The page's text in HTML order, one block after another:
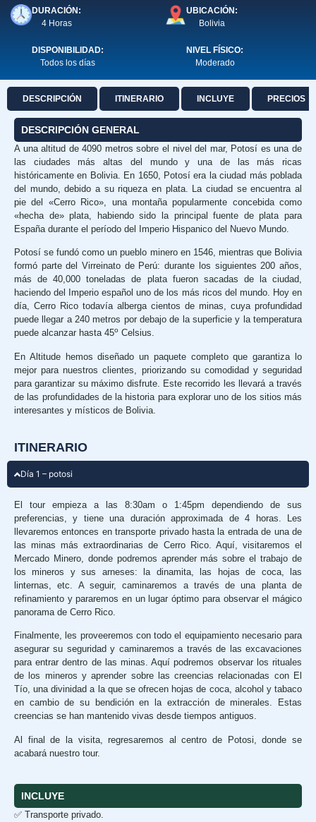
DURACIÓN:
4 Horas
UBICACIÓN:
Bolivia
DISPONIBILIDAD:
Todos los días
NIVEL FÍSICO:
Moderado
DESCRIPCIÓN ITINERARIO INCLUYE PRECIOS
DESCRIPCIÓN GENERAL
A una altitud de 4090 metros sobre el nivel del mar, Potosí es una de
las ciudades más altas del mundo y una de las más ricas
históricamente en Bolivia. En 1650, Potosí era la ciudad más poblada
del mundo, debido a su riqueza en plata. La ciudad se encuentra al
pie del «Cerro Rico», una montaña popularmente concebida como
«hecha de» plata, habiendo sido la principal fuente de plata para
España durante el período del Imperio Hispanico del Nuevo Mundo.
Potosí se fundó como un pueblo minero en 1546, mientras que Bolivia
formó parte del Virreinato de Perú: durante los siguientes 200 años,
más de 40,000 toneladas de plata fueron sacadas de la ciudad,
haciendo del Imperio español uno de los más ricos del mundo. Hoy en
día, Cerro Rico todavía alberga cientos de minas, cuya profundidad
puede llegar a 240 metros por debajo de la superficie y la temperatura
puede alcanzar hasta 45o Celsius.
En Altitude hemos diseñado un paquete completo que garantiza lo
mejor para nuestros clientes, priorizando su comodidad y seguridad
para garantizar su máximo disfrute. Este recorrido les llevará a través
de las profundidades de la historia para explorar uno de los sitios más
interesantes y místicos de Bolivia.
ITINERARIO
Día 1 – potosi
El tour empieza a las 8:30am o 1:45pm dependiendo de sus
preferencias, y tiene una duración approximada de 4 horas. Les
llevaremos entonces en transporte privado hasta la entrada de una de
las minas más extraordinarias de Cerro Rico. Aquí, visitaremos el
Mercado Minero, donde podremos aprender más sobre el trabajo de
los mineros y sus arneses: la dinamita, las hojas de coca, las
linternas, etc. A seguir, caminaremos a través de una planta de
refinamiento y pararemos en un lugar óptimo para observar el mágico
panorama de Cerro Rico.
Finalmente, les proveeremos con todo el equipamiento necesario para
asegurar su seguridad y caminaremos a través de las excavaciones
para entrar dentro de las minas. Aquí podremos observar los rituales
de los mineros y aprender sobre las creencias relacionadas con El
Tío, una divinidad a la que se ofrecen hojas de coca, alcohol y tabaco
en cambio de su bendición en la extracción de minerales. Estas
creencias se han mantenido vivas desde tiempos antiguos.
Al final de la visita, regresaremos al centro de Potosi, donde se
acabará nuestro tour.
INCLUYE
✅ Transporte privado.